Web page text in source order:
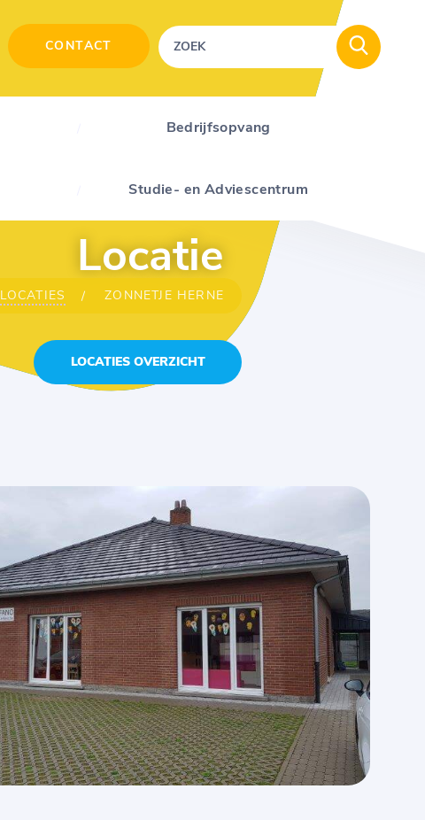
CONTACT
Bedrijfsopvang
Studie- en Adviescentrum
Locatie
LOCATIES ZONNETJE HERNE
LOCATIES OVERZICHT